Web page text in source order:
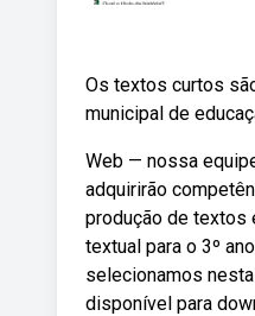
Os textos curtos
municipal de
Web — nossa
adquirirão
produção de textos
textual para o 3º
selecionamos
disponível para